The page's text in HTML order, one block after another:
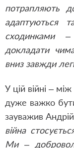
потрапляють
адаптуються
сходинками
докладати
вниз завжди
У цій війні –
дуже важко
зауважив
війна
Ми –